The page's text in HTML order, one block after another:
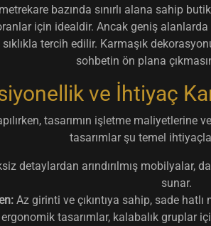
bazında sınırlı alana sahip
için idealdir. Ancak geniş alanlarda
tercih edilir. Karmaşık
sohbetin ön plana
ve İhtiyaç
tasarımın işletme maliyetlerine
tasarımlar şu temel
detaylardan arındırılmış mobilyalar,
sunar.
Az girinti ve çıkıntıya sahip, sade
tasarımlar, kalabalık gruplar